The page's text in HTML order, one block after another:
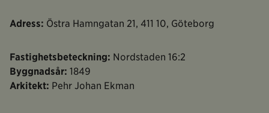
Adress: Östra Hamngatan 21, 411 10, Göteborg
Fastighetsbeteckning: Nordstaden 16:2
Byggnadsår: 1849
Arkitekt: Pehr Johan Ekman